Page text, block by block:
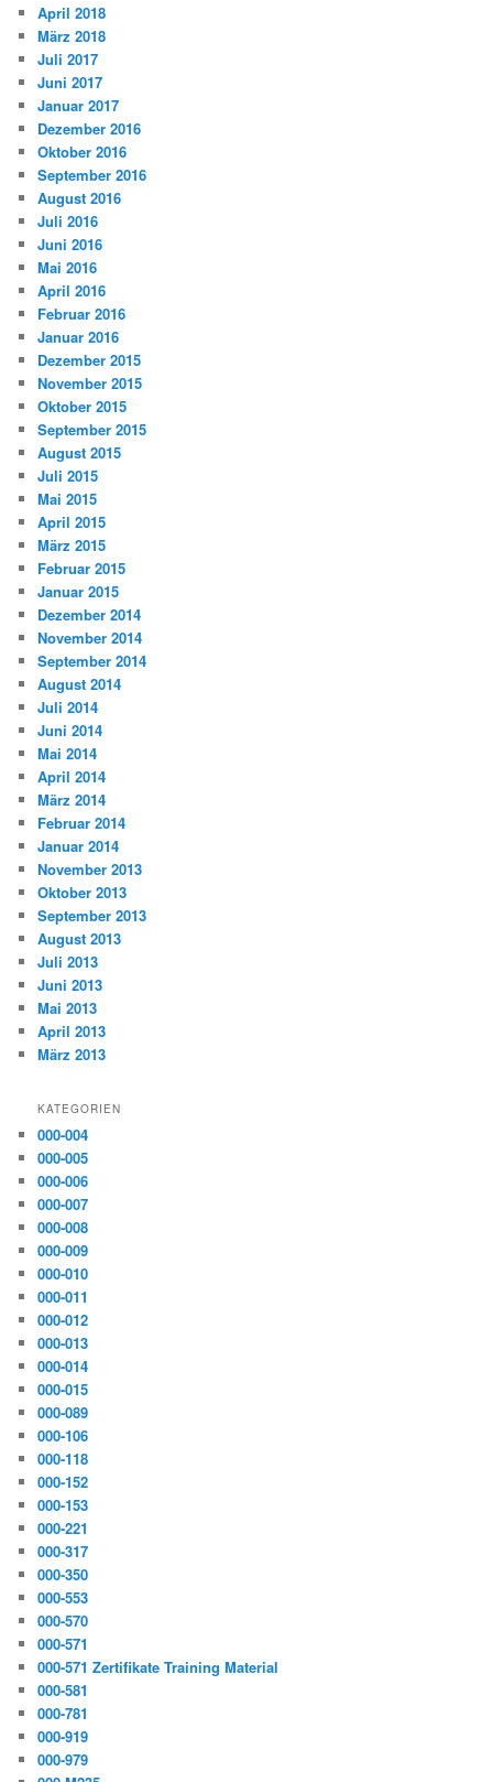
April 2018
März 2018
Juli 2017
Juni 2017
Januar 2017
Dezember 2016
Oktober 2016
September 2016
August 2016
Juli 2016
Juni 2016
Mai 2016
April 2016
Februar 2016
Januar 2016
Dezember 2015
November 2015
Oktober 2015
September 2015
August 2015
Juli 2015
Mai 2015
April 2015
März 2015
Februar 2015
Januar 2015
Dezember 2014
November 2014
September 2014
August 2014
Juli 2014
Juni 2014
Mai 2014
April 2014
März 2014
Februar 2014
Januar 2014
November 2013
Oktober 2013
September 2013
August 2013
Juli 2013
Juni 2013
Mai 2013
April 2013
März 2013
KATEGORIEN
000-004
000-005
000-006
000-007
000-008
000-009
000-010
000-011
000-012
000-013
000-014
000-015
000-089
000-106
000-118
000-152
000-153
000-221
000-317
000-350
000-553
000-570
000-571
000-571 Zertifikate Training Material
000-581
000-781
000-919
000-979